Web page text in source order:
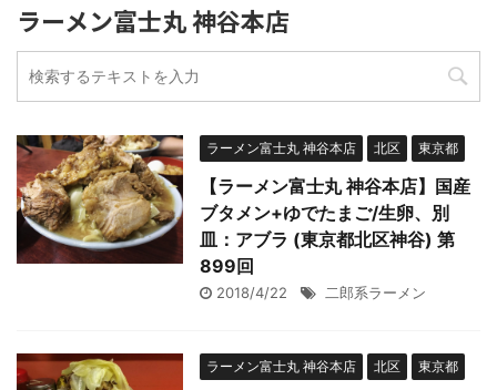
ラーメン富士丸 神谷本店
ラーメン富士丸 神谷本店 北区 東京都
【ラーメン富士丸 神谷本店】国産
ブタメン+ゆでたまご/生卵、別
皿：アブラ (東京都北区神谷) 第
899回
2018/4/22 二郎系ラーメン
ラーメン富士丸 神谷本店 北区 東京都